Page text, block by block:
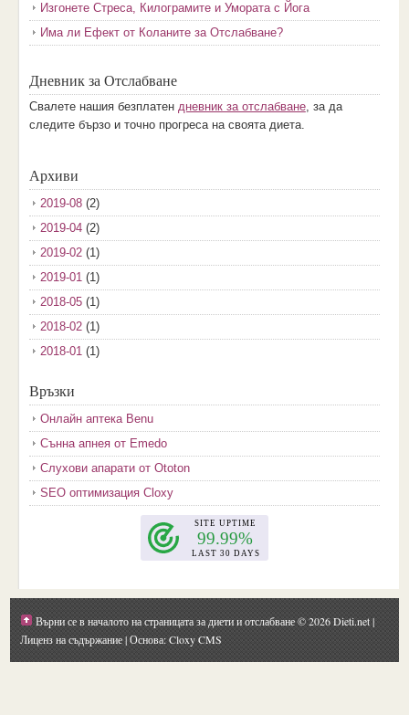
Изгонете Стреса, Килограмите и Умората с Йога
Има ли Ефект от Коланите за Отслабване?
Дневник за Отслабване
Свалете нашия безплатен дневник за отслабване, за да
следите бързо и точно прогреса на своята диета.
Архиви
2019-08(2)
2019-04(2)
2019-02(1)
2019-01(1)
2018-05(1)
2018-02(1)
2018-01(1)
2017-11
2017-10(3)
2017-08(3)
2017-07(1)
2017-06(2)
2017-02(2)
2017-01(1)
2016-09(1)
Връзки
Онлайн аптека Benu
Сънна апнея от Emedo
Слухови апарати от Ototon
SEO оптимизация Cloxy
Върни се в началото на страницата за диети и отслабване© 2026 Dieti.net |
Лиценз на съдържание| Основа: Cloxy CMS